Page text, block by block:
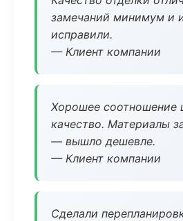
замечаний минимум и
исправили.
— Клиент компании
Хорошее соотношение
качество. Материалы
— вышло дешевле.
— Клиент компании
Сделали